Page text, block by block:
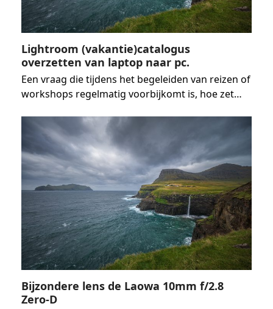
Lightroom (vakantie)catalogus
overzetten van laptop naar pc.
Een vraag die tijdens het begeleiden van reizen of
workshops regelmatig voorbijkomt is, hoe zet…
Bijzondere lens de Laowa 10mm f/2.8
Zero-D